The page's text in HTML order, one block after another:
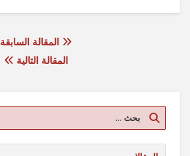
المقالة السابقة
المقالة التالية